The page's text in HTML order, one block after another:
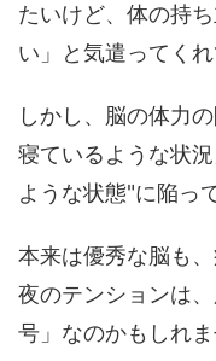
たいけど、体の持
い」と気遣ってく
しかし、脳の体力
寝ているような状
ような状態"に陥っ
本来は優秀な脳も
夜のテンションは
号」なのかもしれま